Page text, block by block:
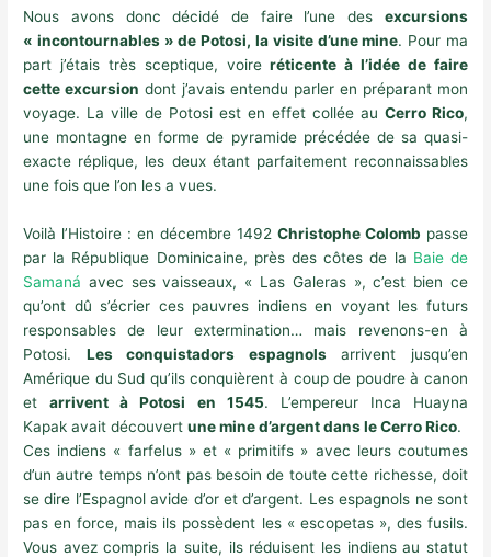
Nous avons donc décidé de faire l’une des excursions
« incontournables » de Potosi, la visite d’une mine. Pour ma
part j’étais très sceptique, voireréticente à l’idée de faire
cette excursion dont j’avais entendu parler en préparant mon
voyage. La ville de Potosi est en effet collée au Cerro Rico,
une montagne en forme de pyramide précédée de sa quasi-
exacte réplique, les deux étant parfaitement reconnaissables
une fois que l’on les a vues.
Voilà l’Histoire : en décembre 1492 Christophe Colomb passe
par la République Dominicaine, près des côtes de la Baie de
Samaná avec ses vaisseaux, « Las Galeras », c’est bien ce
qu’ont dû s’écrier ces pauvres indiens en voyant les futurs
responsables de leur extermination… mais revenons-en à
Potosi. Les conquistadors espagnolsarrivent jusqu’en
Amérique du Sud qu’ils conquièrent à coup de poudre à canon
etarrivent à Potosi en 1545. L’empereur Inca Huayna
Kapak avait découvertune mine d’argent dans le Cerro Rico.
Ces indiens « farfelus » et « primitifs » avec leurs coutumes
d’un autre temps n’ont pas besoin de toute cette richesse, doit
se dire l’Espagnol avide d’or et d’argent. Les espagnols ne sont
pas en force, mais ils possèdent les « escopetas », des fusils.
Vous avez compris la suite, ils réduisent les indiens au statut